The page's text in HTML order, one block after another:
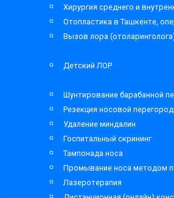
Хирургия среднего и
Отопластика в Ташкенте,
Вызов лора
Детский ЛОР
Шунтирование барабанной
Резекция носовой
Удаление миндалин
Госпитальный скрининг
Тампонада носа
Промывание носа методом
Лазеротерапия